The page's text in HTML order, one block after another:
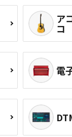
ア
コ
電